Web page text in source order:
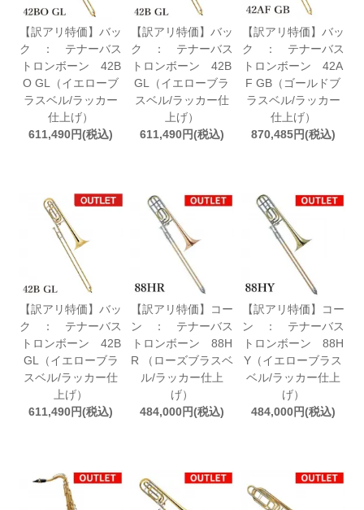
【訳アリ特価】バッ
ク ： テナーバス
トロンボーン 42B
O GL（イエローブ
ラスベル/ラッカー
仕上げ）
611,490円(税込)
【訳アリ特価】バッ
ク ： テナーバス
トロンボーン 42B
GL（イエローブラ
スベル/ラッカー仕
上げ）
611,490円(税込)
【訳アリ特価】バッ
ク ： テナーバス
トロンボーン 42A
F GB（ゴールドブ
ラスベル/ラッカー
仕上げ）
870,485円(税込)
【訳アリ特価】バッ
ク ： テナーバス
トロンボーン 42B
GL（イエローブラ
スベル/ラッカー仕
上げ）
611,490円(税込)
【訳アリ特価】コー
ン ： テナーバス
トロンボーン 88H
R （ローズブラスベ
ル/ラッカー仕上
げ）
484,000円(税込)
【訳アリ特価】コー
ン ： テナーバス
トロンボーン 88H
Y（イエローブラス
ベル/ラッカー仕上
げ）
484,000円(税込)